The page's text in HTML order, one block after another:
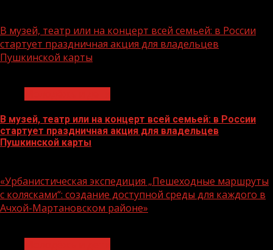
В музей, театр или на концерт всей семьей: в России
стартует праздничная акция для владельцев
Пушкинской карты
В музей, театр или на концерт всей семьей: в России
стартует праздничная акция для владельцев
Пушкинской карты
«Урбанистическая экспедиция „Пешеходные маршруты
с колясками“: создание доступной среды для каждого в
Ачхой-Мартановском районе»